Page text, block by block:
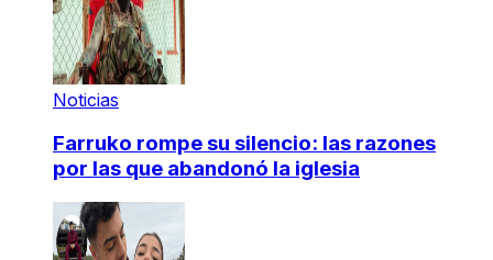
Noticias
Farruko rompe su silencio: las razones
por las que abandonó la iglesia